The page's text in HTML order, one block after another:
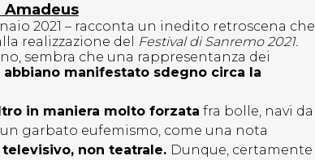
Amadeus
2021 – racconta un inedito retroscena che
realizzazione del
Festival di Sanremo 2021.
sembra che una rappresentanza dei
manifestato sdegno circa la
in maniera molto forzata fra bolle, navi da
garbato eufemismo, come una nota
non teatrale. Dunque, certamente